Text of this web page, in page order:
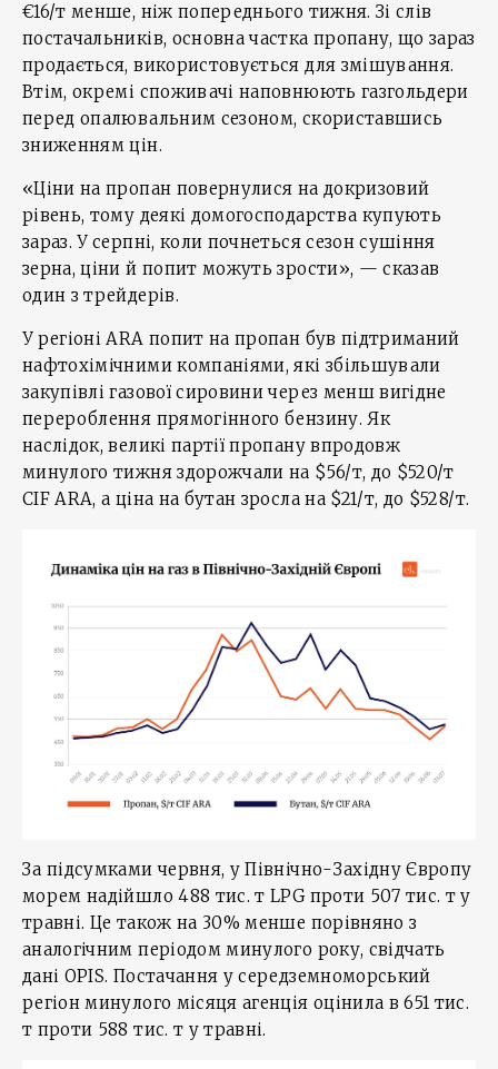
€16/т менше, ніж попереднього тижня. Зі слів
постачальників, основна частка пропану, що зараз
продається, використовується для змішування.
Втім, окремі споживачі наповнюють газгольдери
перед опалювальним сезоном, скориставшись
зниженням цін.
«Ціни на пропан повернулися на докризовий
рівень, тому деякі домогосподарства купують
зараз. У серпні, коли почнеться сезон сушіння
зерна, ціни й попит можуть зрости», — сказав
один з трейдерів.
У регіоні ARA попит на пропан був підтриманий
нафтохімічними компаніями, які збільшували
закупівлі газової сировини через менш вигідне
перероблення прямогінного бензину. Як
наслідок, великі партії пропану впродовж
минулого тижня здорожчали на $56/т, до $520/т
CIF ARA, а ціна на бутан зросла на $21/т, до $528/т.
За підсумками червня, у Північно-Західну Європу
морем надійшло 488 тис. т LPG проти 507 тис. т у
травні. Це також на 30% менше порівняно з
аналогічним періодом минулого року, свідчать
дані OPIS. Постачання у середземноморський
регіон минулого місяця агенція оцінила в 651 тис.
т проти 588 тис. т у травні.